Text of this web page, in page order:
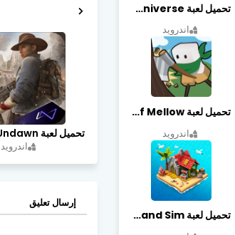
اندرويد
إرسال تعليق
تحميل لعبة My Little Universe مهكرة أخر إصدار
اندرويد
تحميل لعبة Life of Mellow مهكرة أخر إصدار
اندرويد
تحميل لعبة Fantasy Island Sim مهكرة أخر إصدار